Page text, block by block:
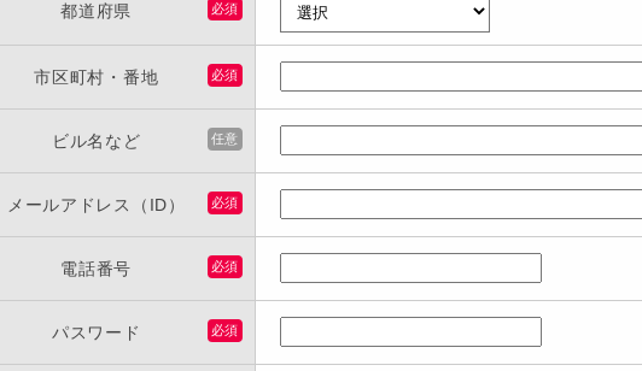
都道府県 必須
市区町村・番地 必須
ビル名など 任意
メールアドレス（ID） 必須
電話番号 必須
パスワード 必須